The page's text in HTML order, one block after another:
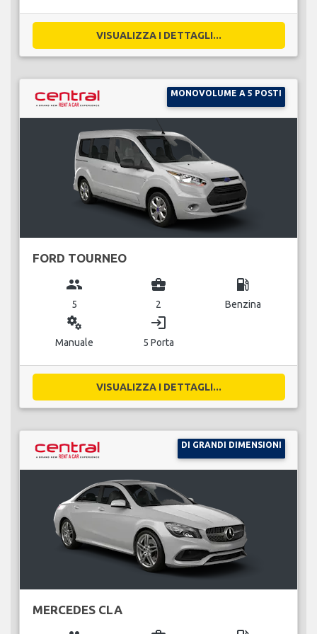
VISUALIZZA I DETTAGLI...
MONOVOLUME A 5 POSTI
FORD TOURNEO
group
5
business_center
2
local_gas_station
Benzina
miscellaneous_services
Manuale
login
5 Porta
VISUALIZZA I DETTAGLI...
DI GRANDI DIMENSIONI
MERCEDES CLA